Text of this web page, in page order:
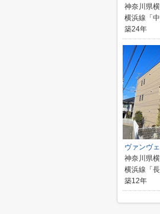
神奈川県
横浜線「
築24年
ヴァンヴ
神奈川県
横浜線「
築12年